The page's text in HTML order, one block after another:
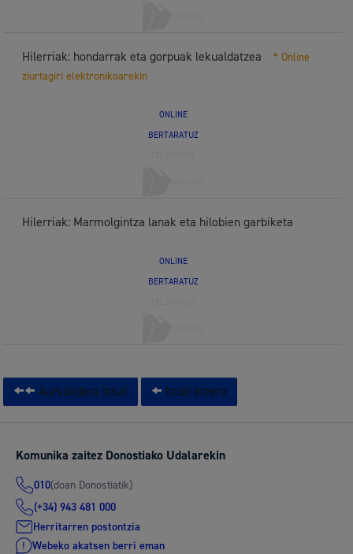
Hilerriak: hondarrak eta gorpuak lekualdatzea
* Online
ziurtagiri elektronikoarekin
ONLINE
BERTARATUZ
Hilerriak: Marmolgintza lanak eta hilobien garbiketa
ONLINE
BERTARATUZ
Aurkibidera itzuli Itzuli atzera
Komunika zaitez Donostiako Udalarekin
010(doan Donostiatik)
(+34) 943 481 000
Herritarren postontzia
Webeko akatsen berri eman